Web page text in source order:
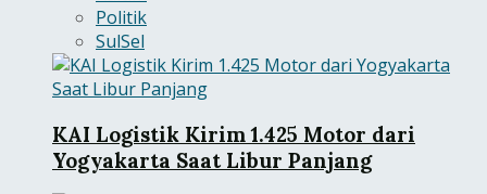
Politik
SulSel
KAI Logistik Kirim 1.425 Motor dari
Yogyakarta Saat Libur Panjang